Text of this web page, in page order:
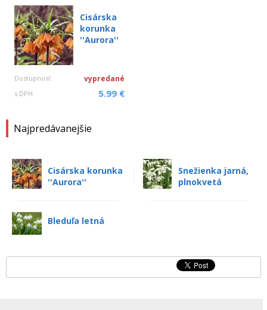
Cisárska
korunka
''Aurora''
Dostupnosť vypredané
s DPH 5.99 €
Najpredávanejšie
Cisárska korunka
''Aurora''
Snežienka jarná,
plnokvetá
Bleduľa letná